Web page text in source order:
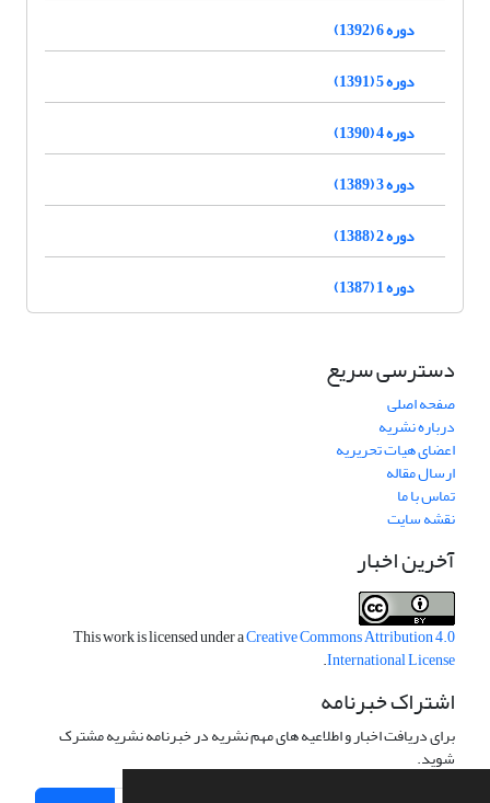
دوره 6 (1392)
دوره 5 (1391)
دوره 4 (1390)
دوره 3 (1389)
دوره 2 (1388)
دوره 1 (1387)
دسترسی سریع
صفحه اصلی
درباره نشریه
اعضای هیات تحریریه
ارسال مقاله
تماس با ما
نقشه سایت
آخرین اخبار
This work is licensed under aCreative Commons Attribution 4.0
International License
.
اشتراک خبرنامه
برای دریافت اخبار و اطلاعیه های مهم نشریه در خبرنامه نشریه مشترک
شوید.